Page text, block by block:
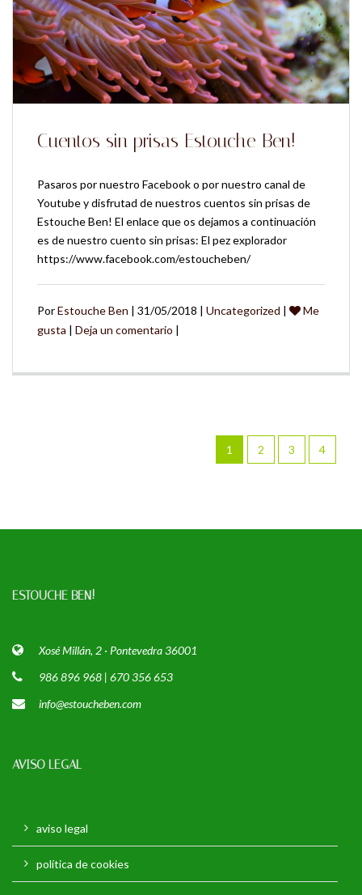
Cuentos sin prisas Estouche Ben!
Pasaros por nuestro Facebook o por nuestro canal de
Youtube y disfrutad de nuestros cuentos sin prisas de
Estouche Ben! El enlace que os dejamos a continuación
es de nuestro cuento sin prisas: El pez explorador
https://www.facebook.com/estoucheben/
PorEstouche Ben | 31/05/2018 | Uncategorized |
Me
gusta | Deja un comentario |
1 2 3 4
ESTOUCHE BEN!
Xosé Millán, 2 · Pontevedra 36001
986 896 968 | 670 356 653
info@estoucheben.com
AVISO LEGAL
aviso legal
política de cookies